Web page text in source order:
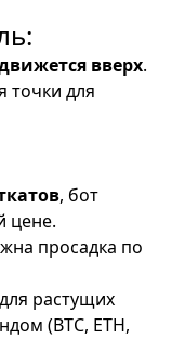
вверх.
точки для
, бот
цене.
просадка по
растущих
(BTC, ETH,